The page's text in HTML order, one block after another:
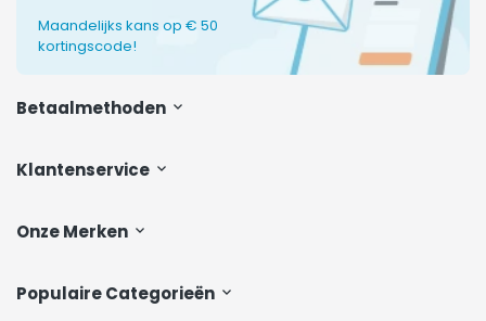
Klantenservice
Onze Merken
Populaire Categorieën
Maandelijks kans op € 50
kortingscode!
Betaalmethoden